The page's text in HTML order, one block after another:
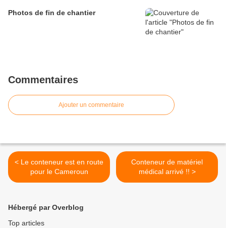
Photos de fin de chantier
Commentaires
Ajouter un commentaire
< Le conteneur est en route
pour le Cameroun
Conteneur de matériel
médical arrivé !! >
Hébergé par Overblog
Top articles